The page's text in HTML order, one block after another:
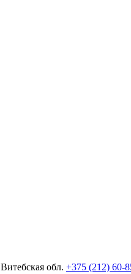
Витебская обл. +375 (212) 60-